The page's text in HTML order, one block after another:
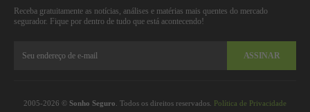
Receba gratuitamente as notícias, análises e matérias mais quentes do mercado
segurador. Fique por dentro de tudo que está acontecendo!
ASSINAR
2005-2026 © Sonho Seguro . Todos os direitos reservados. Política de Privacidade